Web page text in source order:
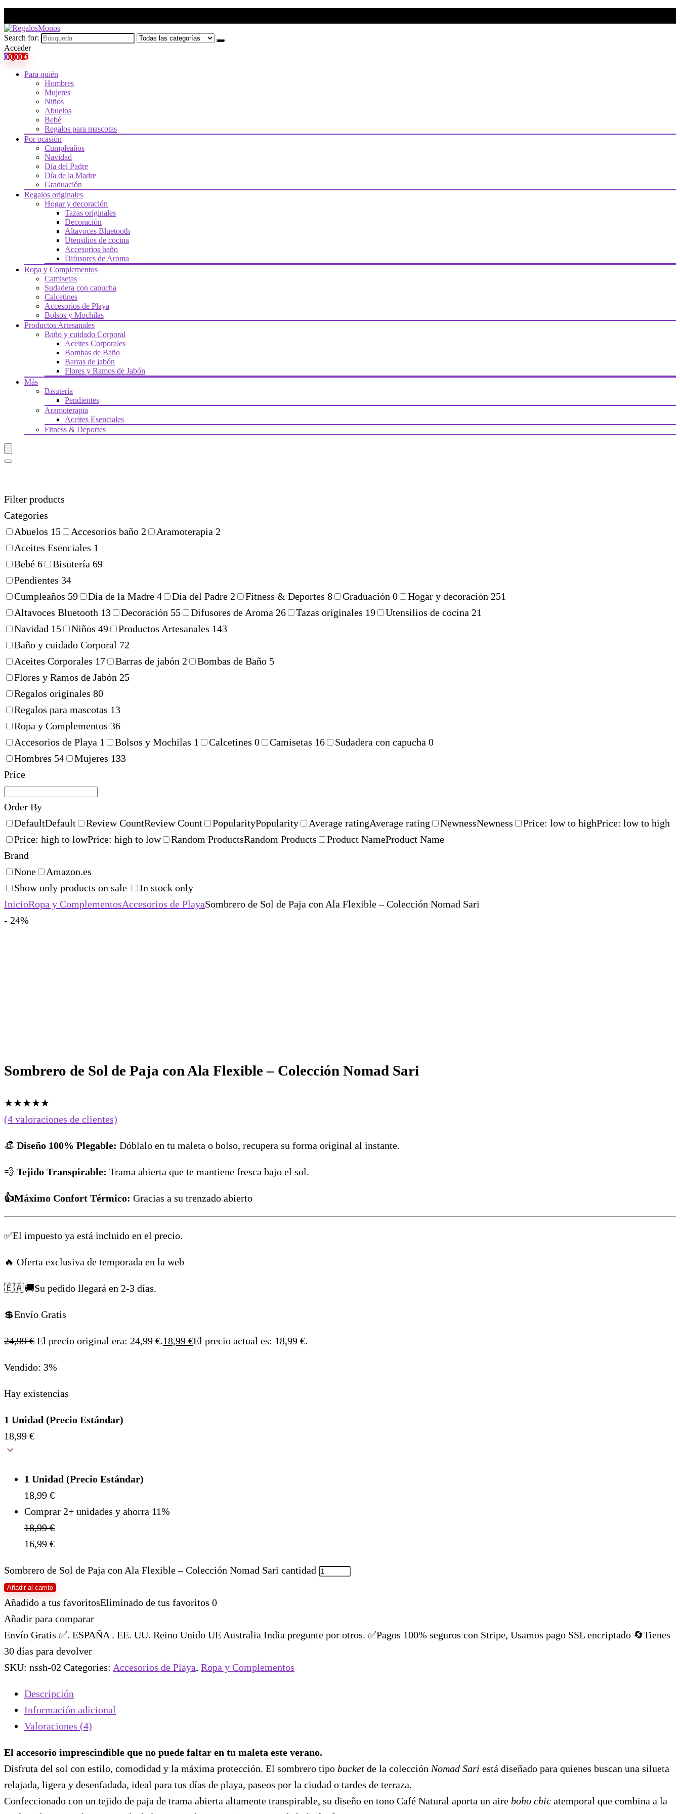
Search for:
Acceder
00,00 €
Para quién
Hombres
Mujeres
Niños
Abuelos
Bebé
Regalos para mascotas
Por ocasión
Cumpleaños
Navidad
Día del Padre
Día de la Madre
Graduación
Regalos originales
Hogar y decoración
Tazas originales
Decoración
Altavoces Bluetooth
Utensilios de cocina
Accesorios baño
Difusores de Aroma
Ropa y Complementos
Camisetas
Sudadera con capucha
Calcetines
Accesorios de Playa
Bolsos y Mochilas
Productos Artesanales
Baño y cuidado Corporal
Aceites Corporales
Bombas de Baño
Barras de jabón
Flores y Ramos de Jabón
Más
Bisutería
Pendientes
Aramoterapia
Aceites Esenciales
Fitness & Deportes
Filter products
Categories
Abuelos 15 Accesorios baño 2 Aramoterapia 2
Aceites Esenciales 1
Bebé 6 Bisutería 69
Pendientes 34
Cumpleaños 59 Día de la Madre 4 Día del Padre 2 Fitness & Deportes 8 Graduación 0 Hogar y decoración 251
Altavoces Bluetooth 13 Decoración 55 Difusores de Aroma 26 Tazas originales 19 Utensilios de cocina 21
Navidad 15 Niños 49 Productos Artesanales 143
Baño y cuidado Corporal 72
Aceites Corporales 17 Barras de jabón 2 Bombas de Baño 5
Flores y Ramos de Jabón 25
Regalos originales 80
Regalos para mascotas 13
Ropa y Complementos 36
Accesorios de Playa 1 Bolsos y Mochilas 1 Calcetines 0 Camisetas 16 Sudadera con capucha 0
Hombres 54 Mujeres 133
Price
Order By
DefaultDefault Review CountReview Count PopularityPopularity Average ratingAverage rating NewnessNewness Price: low to highPrice: low to high
Price: high to lowPrice: high to low Random ProductsRandom Products Product NameProduct Name
Brand
None
Amazon.es
Show only products on sale
In stock only
InicioRopa y ComplementosAccesorios de PlayaSombrero de Sol de Paja con Ala Flexible – Colección Nomad Sari
- 24%
Sombrero de Sol de Paja con Ala Flexible – Colección Nomad Sari
★★★★★
(4 valoraciones de clientes)
👒 Diseño 100% Plegable: Dóblalo en tu maleta o bolso, recupera su forma original al instante.
💨 Tejido Transpirable: Trama abierta que te mantiene fresca bajo el sol.
👍Máximo Confort Térmico: Gracias a su trenzado abierto
✅El impuesto ya está incluido en el precio.
🔥 Oferta exclusiva de temporada en la web
🇪🇦🚚Su pedido llegará en 2-3 días.
💲Envío Gratis
24,99€ El precio original era: 24,99 €.18,99 €El precio actual es: 18,99 €.
Vendido: 3%
Hay existencias
1 Unidad (Precio Estándar)
18,99 €
1 Unidad (Precio Estándar)
18,99 €
Comprar 2+ unidades y ahorra 11%
18,99€
16,99 €
Sombrero de Sol de Paja con Ala Flexible – Colección Nomad Sari cantidad
Añadir al carrito
Añadido a tus favoritosEliminado de tus favoritos 0
Añadir para comparar
Envío Gratis ✅. ESPAÑA . EE. UU. Reino Unido UE Australia India pregunte por otros. ✅Pagos 100% seguros con Stripe, Usamos pago SSL encriptado 🔄Tienes
30 días para devolver
SKU: nssh-02 Categories: Accesorios de Playa, Ropa y Complementos
Descripción
Información adicional
Valoraciones (4)
El accesorio imprescindible que no puede faltar en tu maleta este verano.
Disfruta del sol con estilo, comodidad y la máxima protección. El sombrero tipo bucket de la colección Nomad Sari está diseñado para quienes buscan una silueta
relajada, ligera y desenfadada, ideal para tus días de playa, paseos por la ciudad o tardes de terraza.
Confeccionado con un tejido de paja de trama abierta altamente transpirable, su diseño en tono Café Natural aporta un aire boho chic atemporal que combina a la